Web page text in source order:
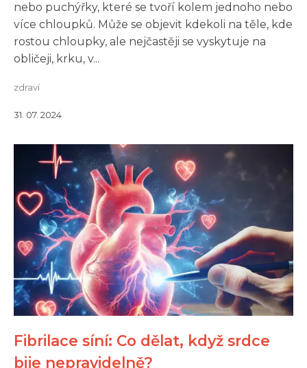
nebo puchýřky, které se tvoří kolem jednoho nebo
více chloupků. Může se objevit kdekoli na těle, kde
rostou chloupky, ale nejčastěji se vyskytuje na
obličeji, krku, v...
zdraví
31. 07. 2024
Fibrilace síní: Co dělat, když srdce
bije nepravidelně?